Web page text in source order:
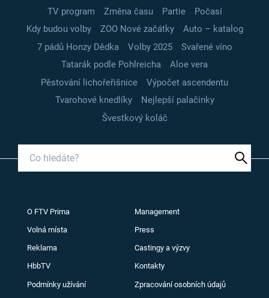
TV program
Změna času Partie
Počasí
Kdy budou volby
ZOO Nové začátky
Auto – katalog
7 pádů Honzy Dědka
Volby 2025
Svařené víno
Tatarák podle Pohlreicha
Aloe vera
Pěstování lichořeřišnice
Výpočet ascendentu
Tvarohové knedlíky
Nejlepší palačinky
Švestkový koláč
O FTV Prima Management
Volná místa Press
Reklama Castingy a výzvy
HbbTV Kontakty
Podmínky užívání Zpracování osobních údajů